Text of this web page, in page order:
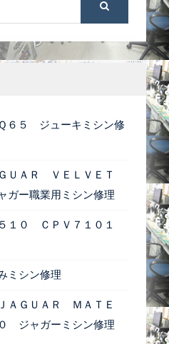
a
r
６５ ジューキミシン修
ＵＡＲ ＶＥＬＶＥＴ
ー職業用ミシン修理
１０ ＣＰＶ７１０１
ミシン修理
ＡＧＵＡＲ ＭＡＴＥ
ジャガーミシン修理